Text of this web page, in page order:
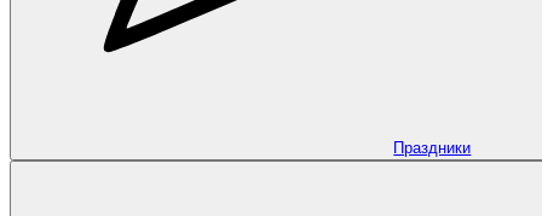
Праздники